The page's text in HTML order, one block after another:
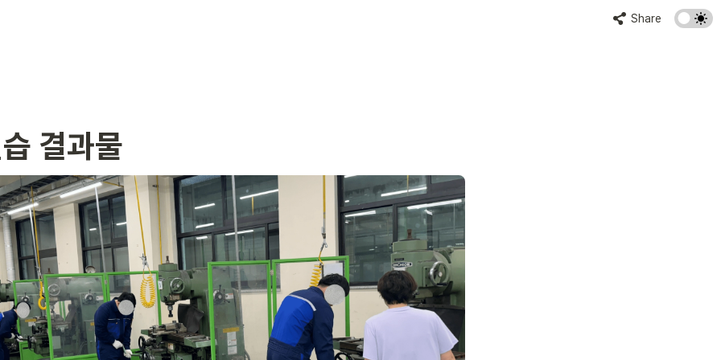
Share
결과물